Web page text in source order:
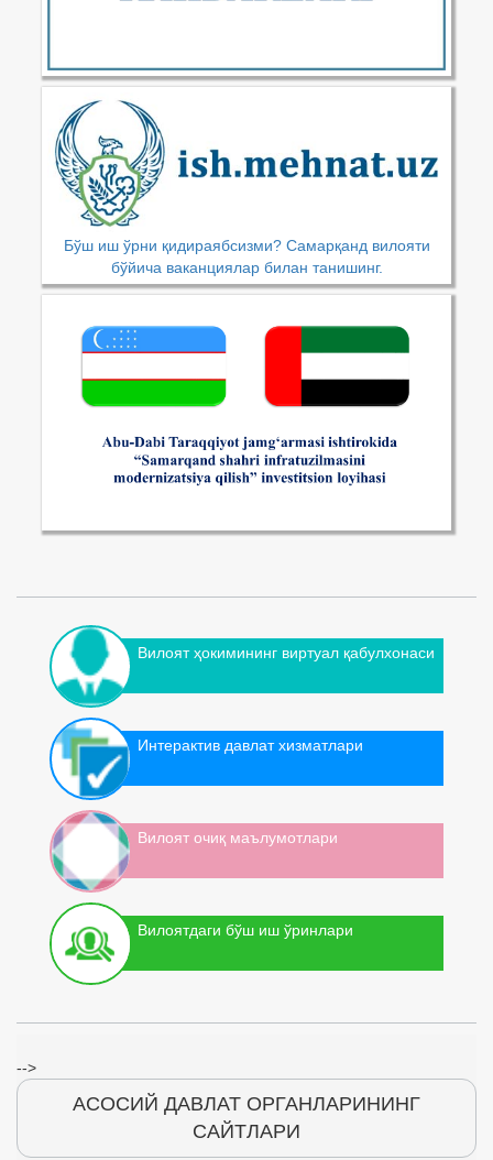
Бўш иш ўрни қидираябсизми? Самарқанд вилояти
бўйича ваканциялар билан танишинг.
Вилоят ҳокимининг виртуал қабулхонаси
Интерактив давлат хизматлари
Вилоят очиқ маълумотлари
Вилоятдаги бўш иш ўринлари
-->
АСОСИЙ ДАВЛАТ ОРГАНЛАРИНИНГ
САЙТЛАРИ